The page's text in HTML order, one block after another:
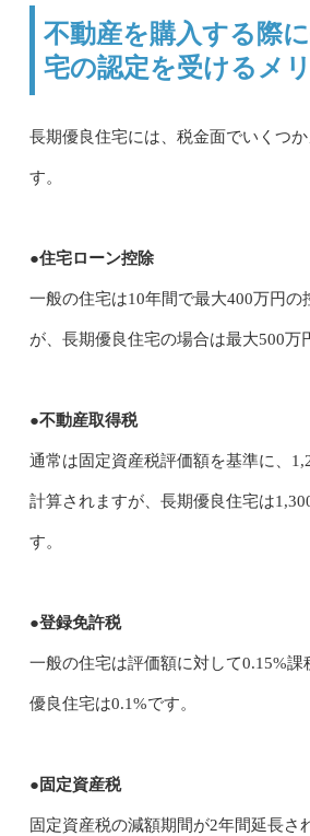
不動産を購入する際
宅の認定を受けるメ
長期優良住宅には、税金面でいくつ
す。
●住宅ローン控除
一般の住宅は10年間で最大400万円の
が、長期優良住宅の場合は最大500万
●不動産取得税
通常は固定資産税評価額を基準に、
計算されますが、長期優良住宅は
す。
●登録免許税
一般の住宅は評価額に対して0.15%課
優良住宅は0.1%です。
●固定資産税
固定資産税の減額期間が2年間延長さ